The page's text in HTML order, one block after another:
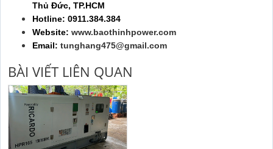
Thủ Đức, TP.HCM
Hotline: 0911.384.384
Website: www.baothinhpower.com
Email: tunghang475@gmail.com
BÀI VIẾT LIÊN QUAN